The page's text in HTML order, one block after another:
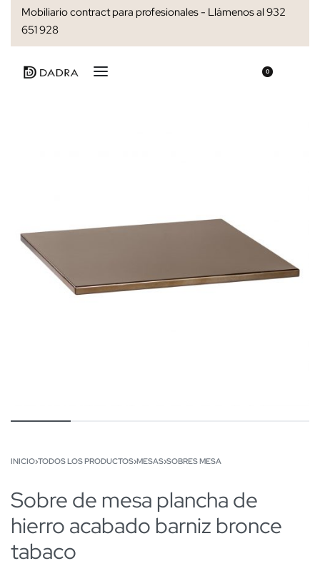
Mobiliario contract para profesionales - Llámenos al 932
651 928
0
INICIO›TODOS LOS PRODUCTOS›MESAS›SOBRES MESA
Sobre de mesa plancha de
hierro acabado barniz bronce
tabaco